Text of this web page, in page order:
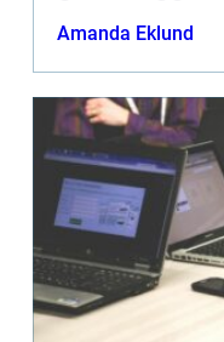
Amanda Eklund